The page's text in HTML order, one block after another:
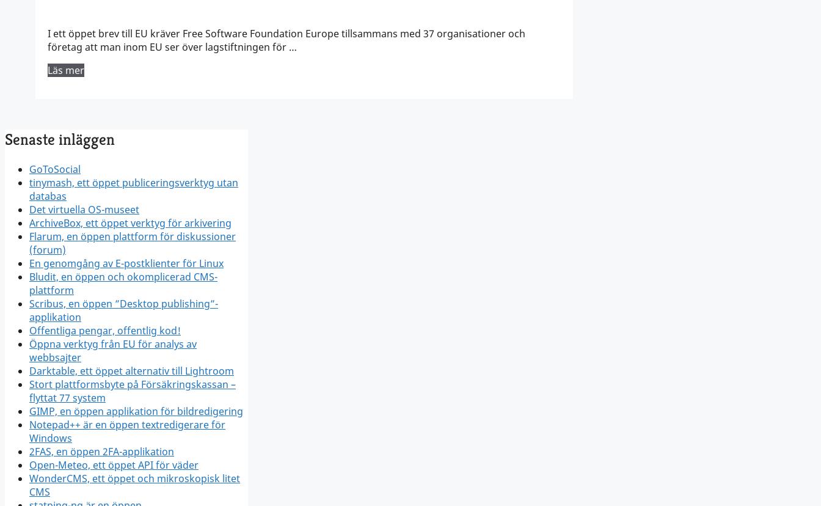
I ett öppet brev till EU kräver Free Software Foundation Europe tillsammans med 37 organisationer och
företag att man inom EU ser över lagstiftningen för …
Läs mer
Senaste inläggen
GoToSocial
tinymash, ett öppet publiceringsverktyg utan
databas
Det virtuella OS-museet
ArchiveBox, ett öppet verktyg för arkivering
Flarum, en öppen plattform för diskussioner
(forum)
En genomgång av E-postklienter för Linux
Bludit, en öppen och okomplicerad CMS-
plattform
Scribus, en öppen ”Desktop publishing”-
applikation
Offentliga pengar, offentlig kod!
Öppna verktyg från EU för analys av
webbsajter
Darktable, ett öppet alternativ till Lightroom
Stort plattformsbyte på Försäkringskassan –
flyttat 77 system
GIMP, en öppen applikation för bildredigering
Notepad++ är en öppen textredigerare för
Windows
2FAS, en öppen 2FA-applikation
Open-Meteo, ett öppet API för väder
WonderCMS, ett öppet och mikroskopisk litet
CMS